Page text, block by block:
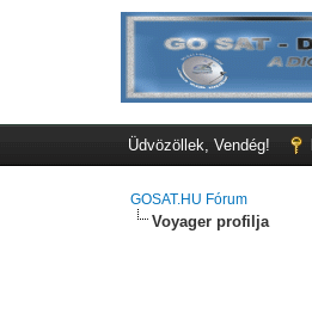
Üdvözöllek, Vendég!
GOSAT.HU Fórum
Voyager profilja